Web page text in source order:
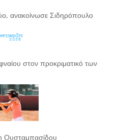
ανακοίνωσε Σιδηρόπουλο
στον προκριματικό των
Ουσταμπασίδου